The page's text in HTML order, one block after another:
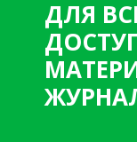
ДЛЯ